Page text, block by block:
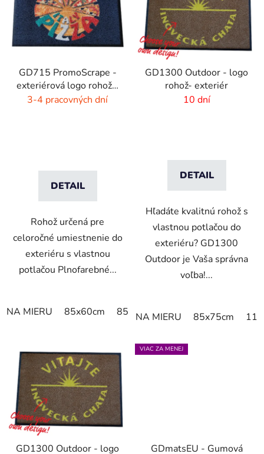
p
GD715 PromoScrape -
exteriérová logo rohož -
7 mm vlas
3-4 pracovných dní
DETAIL
Rohož určená pre
celoročné umiestnenie do
exteriéru s vlastnou
potlačou Plnofarebné...
NA MIERU 85x60cm 85x75cm 115x85cm
GD1300 Outdoor - logo
rohož- exteriér
10 dní
DETAIL
Hľadáte kvalitnú rohož s
vlastnou potlačou do
exteriéru? GD1300
Outdoor je Vaša správna
voľba!...
NA MIERU 85x75cm
GD1300 Outdoor - logo
VIAC ZA MENEJ
GDmatsEU - Gumová